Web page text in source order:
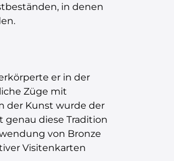
in denen
er in der
Züge mit
der Kunst wurde der
genau diese Tradition
von Bronze
Visitenkarten